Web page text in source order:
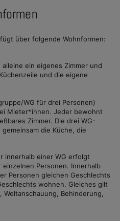
über folgende Wohnformen:
ein eigenes Zimmer und
und die eigene
WG für drei Personen)
Mieter*innen. Jeder bewohnt
Zimmer. Die drei WG-
die Küche, die
innerhalb einer WG erfolgt
Personen. Innerhalb
Personen gleichen Geschlechts
wohnen. Gleiches gilt
Behinderung,